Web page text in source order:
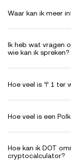
Waar kan ik meer
Ik heb wat vragen
wie kan ik spreken?
Hoe veel is 〒1 ter
Hoe veel is een
Hoe kan ik DOT
cryptocalculator?